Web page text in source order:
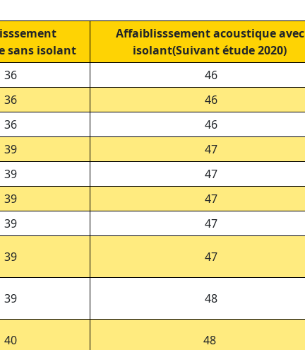
sans isolant
Affaiblisssement acoustique avec
isolant(Suivant étude 2020)
36 46
36 46
36 46
39 47
39 47
39 47
39 47
39 47
39 48
40 48